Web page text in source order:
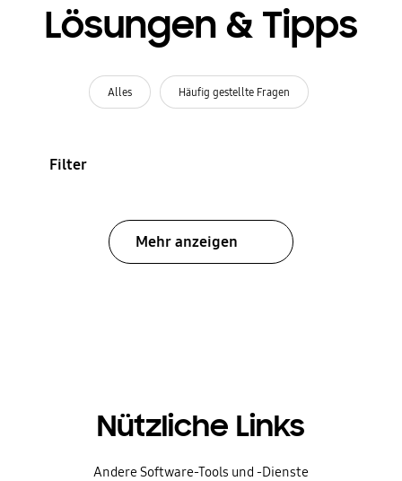
Lösungen & Tipps
Alles Häufig gestellte Fragen
Filter
Mehr anzeigen
Nützliche Links
Andere Software-Tools und -Dienste